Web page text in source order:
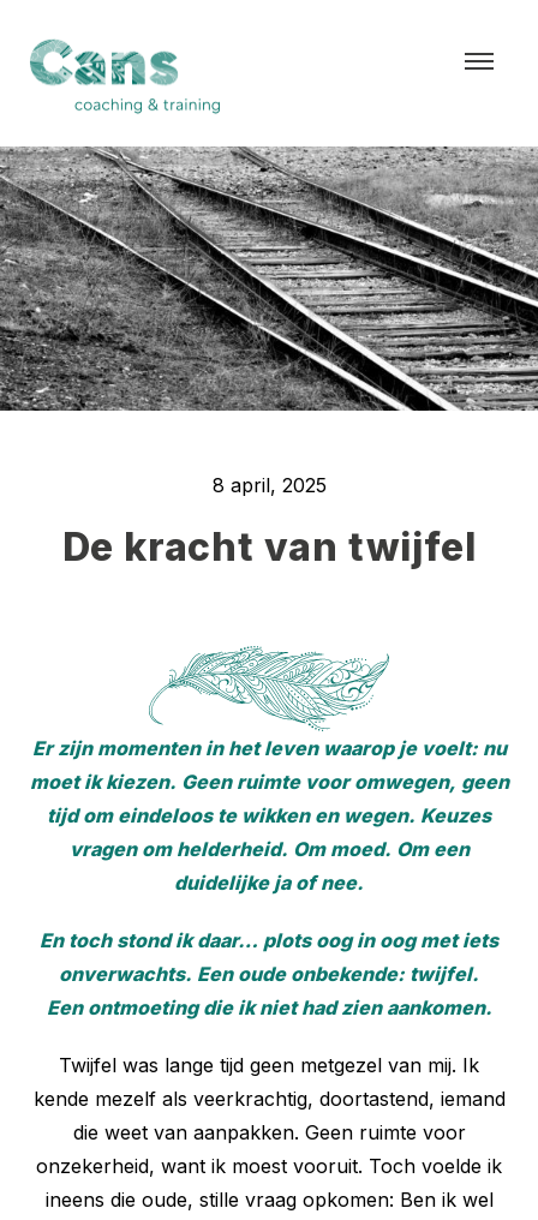
8 april, 2025
De kracht van twijfel
Er zijn momenten in het leven waarop je voelt: nu
moet ik kiezen. Geen ruimte voor omwegen, geen
tijd om eindeloos te wikken en wegen. Keuzes
vragen om helderheid. Om moed. Om een
duidelijke ja of nee.
En toch stond ik daar… plots oog in oog met iets
onverwachts. Een oude onbekende: twijfel.
Een ontmoeting die ik niet had zien aankomen.
Twijfel was lange tijd geen metgezel van mij. Ik
kende mezelf als veerkrachtig, doortastend, iemand
die weet van aanpakken. Geen ruimte voor
onzekerheid, want ik moest vooruit. Toch voelde ik
ineens die oude, stille vraag opkomen: Ben ik wel